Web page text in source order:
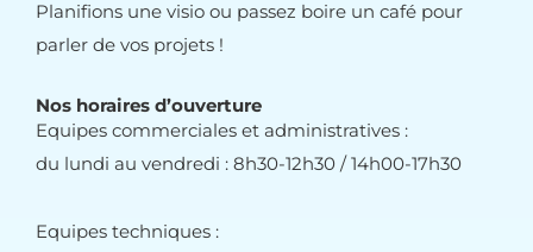
Planifions une visio ou passez boire un café pour
parler de vos projets !
Nos horaires d’ouverture
Equipes commerciales et administratives :
du lundi au vendredi : 8h30-12h30 / 14h00-17h30
Equipes techniques :